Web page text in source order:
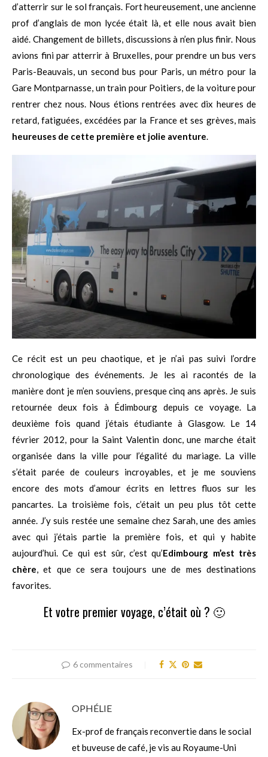
d’atterrir sur le sol français. Fort heureusement, une ancienne
prof d’anglais de mon lycée était là, et elle nous avait bien
aidé. Changement de billets, discussions à n’en plus finir. Nous
avions fini par atterrir à Bruxelles, pour prendre un bus vers
Paris-Beauvais, un second bus pour Paris, un métro pour la
Gare Montparnasse, un train pour Poitiers, de la voiture pour
rentrer chez nous. Nous étions rentrées avec dix heures de
retard, fatiguées, excédées par la France et ses grèves, mais
heureuses de cette première et jolie aventure
Ce récit est un peu chaotique, et je n’ai pas suivi l’ordre
chronologique des événements. Je les ai racontés de la
manière dont je m’en souviens, presque cinq ans après. Je suis
retournée deux fois à Édimbourg depuis ce voyage. La
deuxième fois quand j’étais étudiante à Glasgow. Le 14
février 2012, pour la Saint Valentin donc, une marche était
organisée dans la ville pour l’égalité du mariage. La ville
s’était parée de couleurs incroyables, et je me souviens
encore des mots d’amour écrits en lettres fluos sur les
pancartes. La troisième fois, c’était un peu plus tôt cette
année. J’y suis restée une semaine chez Sarah, une des amies
avec qui j’étais partie la première fois, et qui y habite
aujourd’hui. Ce qui est sûr, c’est qu’Edimbourg m’est très
chère, et que ce sera toujours une de mes destinations
favorites.
Et votre premier voyage, c’était où ? 🙂
6 commentaires
OPHÉLIE
Ex-prof de français reconvertie dans le social
et buveuse de café, je vis au Royaume-Uni